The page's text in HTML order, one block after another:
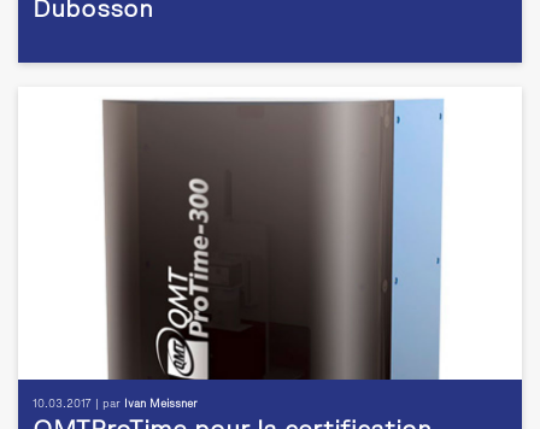
Dubosson
10.03.2017 | par Ivan Meissner